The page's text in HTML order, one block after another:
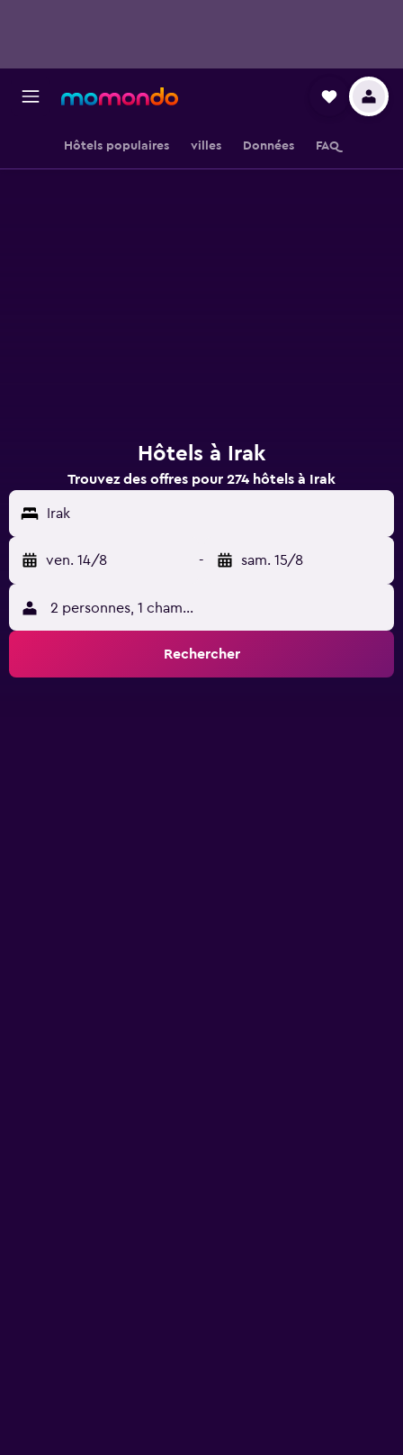
Hôtels populaires villes Données FAQ
Hôtels à Irak
Trouvez des offres pour 274 hôtels à Irak
Irak
ven. 14/8 - sam. 15/8
2 personnes, 1 chambre
Rechercher